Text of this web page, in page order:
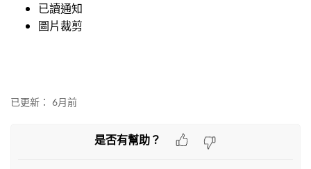
已讀通知
圖片裁剪
已更新： 6月前
是否有幫助？